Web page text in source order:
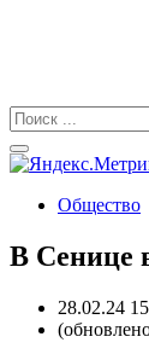
Общество
В Сенице
28.02.24